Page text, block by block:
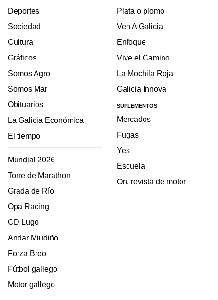
Deportes
Sociedad
Cultura
Gráficos
Somos Agro
Somos Mar
Obituarios
La Galicia Económica
El tiempo
Mundial 2026
Torre de Marathon
Grada de Río
Opa Racing
CD Lugo
Andar Miudiño
Forza Breo
Fútbol gallego
Motor gallego
Plata o plomo
Ven A Galicia
Enfoque
Vive el Camino
La Mochila Roja
Galicia Innova
SUPLEMENTOS
Mercados
Fugas
Yes
Escuela
On, revista de motor